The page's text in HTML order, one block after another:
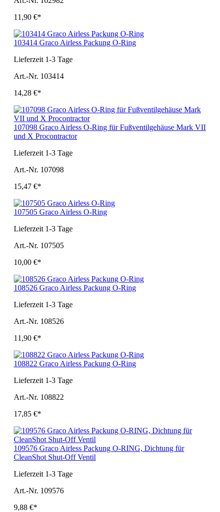
11,90 €*
103414 Graco Airless Packung O-Ring
Lieferzeit 1-3 Tage
Art.-Nr. 103414
14,28 €*
107098 Graco Airless O-Ring für Fußventilgehäuse Mark VII
und X Procontractor
Lieferzeit 1-3 Tage
Art.-Nr. 107098
15,47 €*
107505 Graco Airless O-Ring
Lieferzeit 1-3 Tage
Art.-Nr. 107505
10,00 €*
108526 Graco Airless Packung O-Ring
Lieferzeit 1-3 Tage
Art.-Nr. 108526
11,90 €*
108822 Graco Airless Packung O-Ring
Lieferzeit 1-3 Tage
Art.-Nr. 108822
17,85 €*
109576 Graco Airless Packung O-RING, Dichtung für
CleanShot Shut-Off Ventil
Lieferzeit 1-3 Tage
Art.-Nr. 109576
9,88 €*